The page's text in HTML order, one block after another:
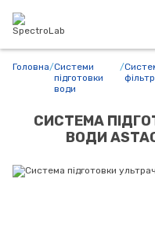
Головна/Системи
підготовки
води
/
СИСТЕМА
ВОДИ